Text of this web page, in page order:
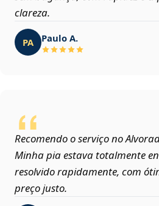
clareza.
PA Paulo A.
Recomendo o serviço no
Minha pia estava totalmente
resolvido rapidamente, com
preço justo.